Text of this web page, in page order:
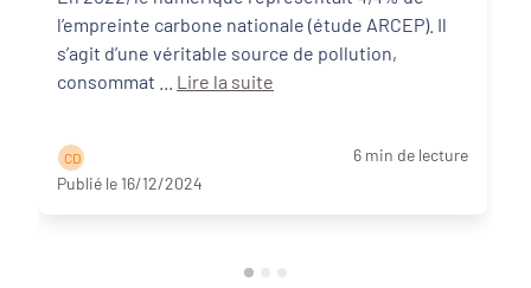
l’empreinte carbone nationale (étude ARCEP). Il
s’agit d’une véritable source de pollution,
Lire la suite
C D
6 min de lecture
Publié le 16/12/2024